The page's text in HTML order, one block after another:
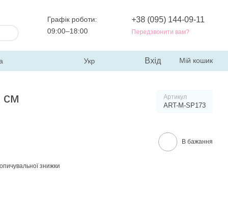
Графік роботи:
09:00–18:00
+38 (095) 144-09-11
Передзвонити вам?
Укр Вхід Мій кошик
см Артикул
ART-M-SP173
В бажання
знижки